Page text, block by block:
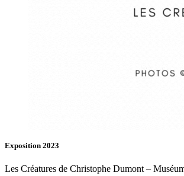
Exposition 2023
Les Créatures de Christophe Dumont –